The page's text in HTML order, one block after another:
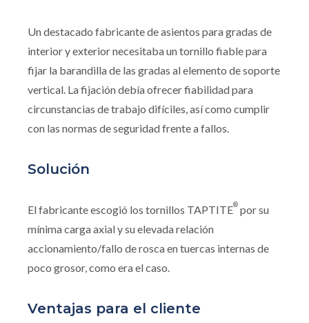
Un destacado fabricante de asientos para gradas de
interior y exterior necesitaba un tornillo fiable para
fijar la barandilla de las gradas al elemento de soporte
vertical. La fijación debía ofrecer fiabilidad para
circunstancias de trabajo difíciles, así como cumplir
con las normas de seguridad frente a fallos.
Solución
El fabricante escogió los tornillos TAPTITE® por su
mínima carga axial y su elevada relación
accionamiento/fallo de rosca en tuercas internas de
poco grosor, como era el caso.
Ventajas para el cliente